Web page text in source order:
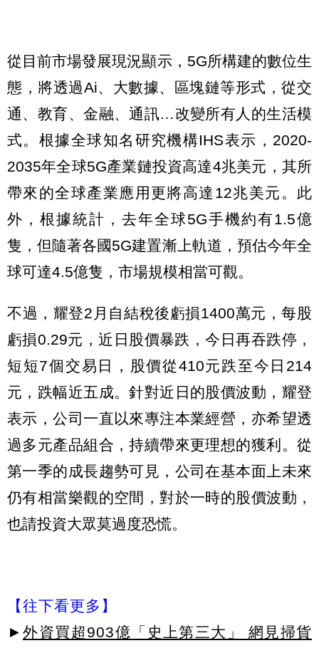
從目前市場發展現況顯示，5G所構建的數位生
態，將透過Ai、大數據、區塊鏈等形式，從交
通、教育、金融、通訊…改變所有人的生活模
式。根據全球知名研究機構IHS表示，2020-
2035年全球5G產業鏈投資高達4兆美元，其所
帶來的全球產業應用更將高達12兆美元。此
外，根據統計，去年全球5G手機約有1.5億
隻，但隨著各國5G建置漸上軌道，預估今年全
球可達4.5億隻，市場規模相當可觀。
不過，耀登2月自結稅後虧損1400萬元，每股
虧損0.29元，近日股價暴跌，今日再吞跌停，
短短7個交易日，股價從410元跌至今日214
元，跌幅近五成。針對近日的股價波動，耀登
表示，公司一直以來專注本業經營，亦希望透
過多元產品組合，持續帶來更理想的獲利。從
第一季的成長趨勢可見，公司在基本面上未來
仍有相當樂觀的空間，對於一時的股價波動，
也請投資大眾莫過度恐慌。
【往下看更多】
► 外資買超903億「史上第三大」 網見掃貨